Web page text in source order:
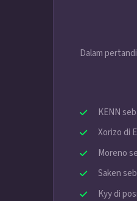
Dalam
KENN
Xorizo di
Moreno
Saken
Kyy di